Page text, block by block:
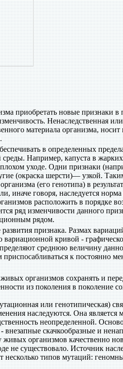
приобретать новые признаки в
Ненаследственная
материала организма,
в определенных
Например, капуста в жарких
уходе. Одни признаки
(окраска шерсти)— узкой.
(его генотипа) в
иначе говоря, наследуется
расположить в порядке
ряд изменчивости данного
рядом.
признака. Размах
кривой -
среднюю величину
приспосабливаться к постоянно
организмов сохранять и
из поколения в поколение
или генотипическая)
наследуются. Она является
неопределенной.
внезапные скачкообразные и
организмов качественно
не существовало. Источник
несколько типов мутаций: